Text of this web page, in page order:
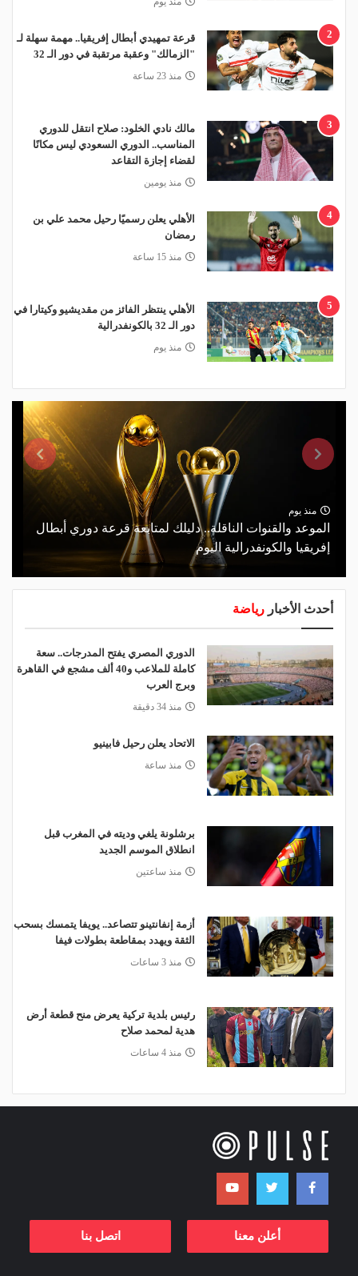
2
قرعة تمهيدي أبطال إفريقيا.. مهمة سهلة لـ
"الزمالك" وعقبة مرتقبة في دور الـ 32
منذ 23 ساعة
3
مالك نادي الخلود: صلاح انتقل للدوري
المناسب.. الدوري السعودي ليس مكانًا
لقضاء إجازة التقاعد
منذ يومين
4
الأهلي يعلن رسميًا رحيل محمد علي بن
رمضان
منذ 15 ساعة
5
الأهلي ينتظر الفائز من مقديشيو وكيتارا في
دور الـ 32 بالكونفدرالية
منذ يوم
منذ يوم
الموعد والقنوات الناقلة.. دليلك لمتابعة قرعة دوري أبطال
إفريقيا والكونفدرالية اليوم
أحدث الأخبار رياضة
الدوري المصري يفتح المدرجات.. سعة
كاملة للملاعب و40 ألف مشجع في القاهرة
وبرج العرب
منذ 34 دقيقة
الاتحاد يعلن رحيل فابينيو
منذ ساعة
برشلونة يلغي وديته في المغرب قبل
انطلاق الموسم الجديد
منذ ساعتين
أزمة إنفانتينو تتصاعد.. يويفا يتمسك بسحب
الثقة ويهدد بمقاطعة بطولات فيفا
منذ 3 ساعات
رئيس بلدية تركية يعرض منح قطعة أرض
هدية لمحمد صلاح
منذ 4 ساعات
أعلن معنا اتصل بنا